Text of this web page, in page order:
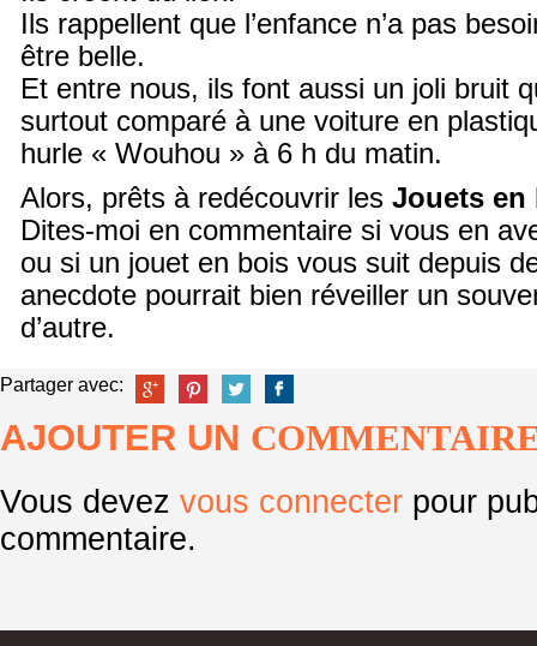
Ils rappellent que l’enfance n’a pas
être belle.
Et entre nous, ils font aussi un joli bruit
surtout comparé à une voiture en
hurle « Wouhou » à 6 h du matin.
Alors, prêts à redécouvrir les Jouets en
Dites-moi en commentaire si vous en
ou si un jouet en bois vous suit depuis
anecdote pourrait bien réveiller un
d’autre.
Partager avec:
AJOUTER UN
Vous devez vous connecter pour
commentaire.